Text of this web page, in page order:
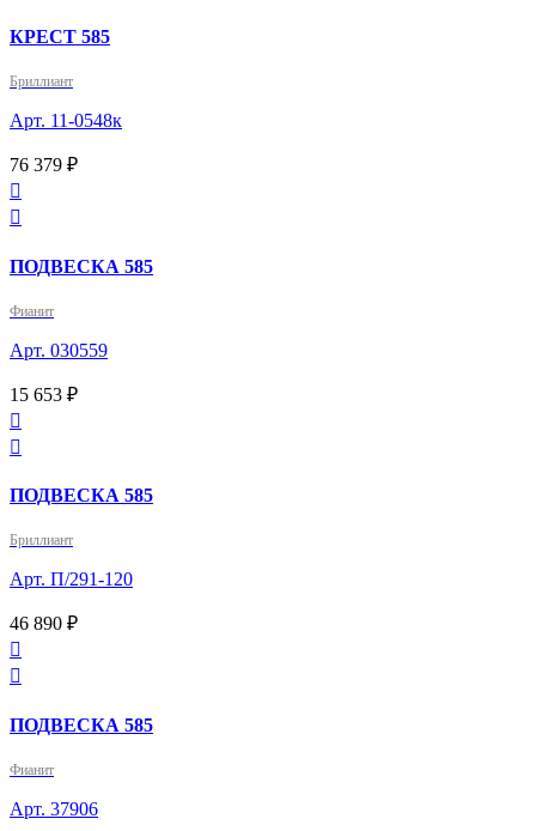
КРЕСТ 585
Бриллиант
Арт. 11-0548к
76 379 ₽


ПОДВЕСКА 585
Фианит
Арт. 030559
15 653 ₽


ПОДВЕСКА 585
Бриллиант
Арт. П/291-120
46 890 ₽


ПОДВЕСКА 585
Фианит
Арт. 37906